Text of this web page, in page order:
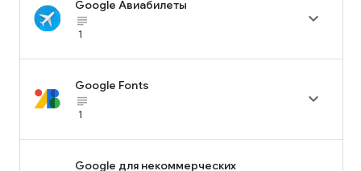
Google Авиабилеты
subject_black
1

Google Fonts
subject_black
1

Google для некоммерческих